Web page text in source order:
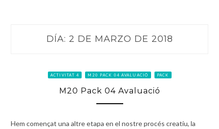
DÍA: 2 DE MARZO DE 2018
ACTIVITAT 4 M20 PACK 04 AVALUACIÓ PACK
M20 Pack 04 Avaluació
Hem començat una altre etapa en el nostre procés creatiu, la